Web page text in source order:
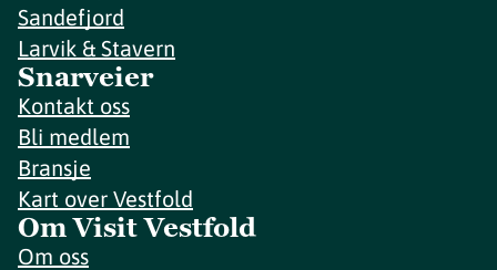
Sandefjord
Larvik & Stavern
Snarveier
Kontakt oss
Bli medlem
Bransje
Kart over Vestfold
Om Visit Vestfold
Om oss